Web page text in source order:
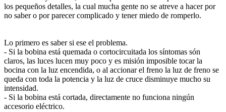
los pequeños detalles, la cual mucha gente no se atreve a hacer por
no saber o por parecer complicado y tener miedo de romperlo.
Lo primero es saber si ese el problema.
- Si la bobina está quemada o cortocircuitada los síntomas són
claros, las luces lucen muy poco y es misión imposible tocar la
bocina con la luz encendida, o al accionar el freno la luz de freno se
queda con toda la potencia y la luz de cruce disminuye mucho su
intensidad.
- Si la bobina está cortada, directamente no funciona ningún
accesorio eléctrico.